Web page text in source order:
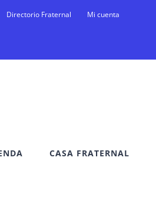
Directorio Fraternal Mi cuenta
CASA FRATERNAL